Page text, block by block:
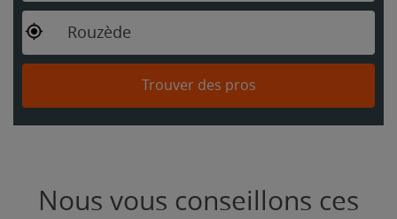
Rouzède
Trouver des pros
Nous vous conseillons ces